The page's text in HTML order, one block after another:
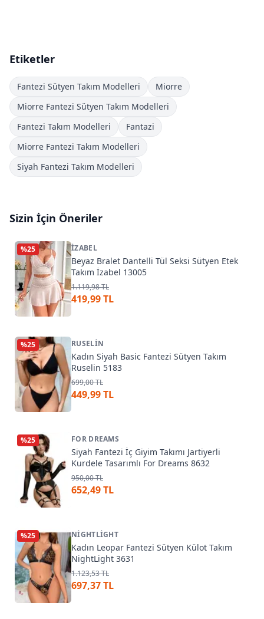
Etiketler
Fantezi Sütyen Takım Modelleri
Miorre
Miorre Fantezi Sütyen Takım Modelleri
Fantezi Takım Modelleri
Fantazi
Miorre Fantezi Takım Modelleri
Siyah Fantezi Takım Modelleri
Sizin İçin Öneriler
%25 İZABEL
Beyaz Bralet Dantelli Tül Seksi Sütyen Etek
Takım İzabel 13005
1.119,98 TL
419,99 TL
%25 RUSELIN
Kadın Siyah Basic Fantezi Sütyen Takım
Ruselin 5183
699,00 TL
449,99 TL
%25 FOR DREAMS
Siyah Fantezi İç Giyim Takımı Jartiyerli
Kurdele Tasarımlı For Dreams 8632
950,00 TL
652,49 TL
%25 NIGHTLIGHT
Kadın Leopar Fantezi Sütyen Külot Takım
NightLight 3631
1.123,53 TL
697,37 TL